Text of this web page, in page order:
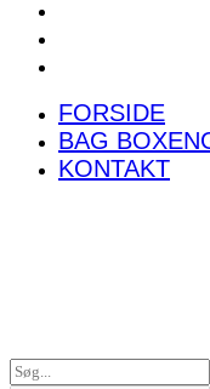
FORSIDE
BAG
KONTAKT